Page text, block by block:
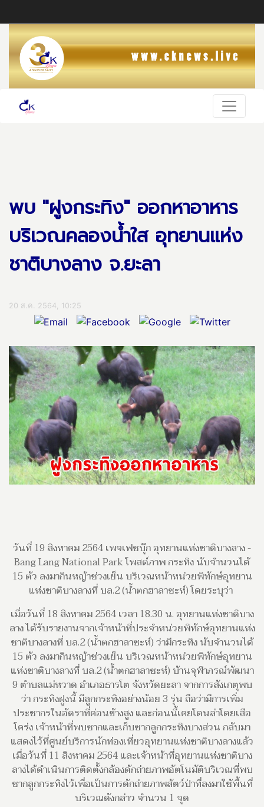
พบ "ฝูงกระทิง" ออกหาอาหาร
บริเวณคลองน้ำใส อุทยานแห่ง
ชาติบางลาง จ.ยะลา
20 ส.ค. 2564, 10:25
วันที่ 19 สิงหาคม 2564 เพจเฟซบุ๊ก อุทยานแห่งชาติบางลาง -
Bang Lang National Park โพสต์ภาพ กระทิง นับจำนวนได้
15 ตัว ลงมากินหญ้าช่วงเย็น บริเวณหน้าหน่วยพิทักษ์อุทยาน
แห่งชาติบางลางที่ บล.2 (น้ำตกฮาลาซะห์) โดยระบุว่า
เมื่อวันที่ 18 สิงหาคม 2564 เวลา 18.30 น. อุทยานแห่งชาติบาง
ลาง ได้รับรายงานจากเจ้าหน้าที่ประจำหน่วยพิทักษ์อุทยานแห่ง
ชาติบางลางที่ บล.2 (น้ำตกฮาลาซะห์) ว่ามีกระทิง นับจำนวนได้
15 ตัว ลงมากินหญ้าช่วงเย็น บริเวณหน้าหน่วยพิทักษ์อุทยาน
แห่งชาติบางลางที่ บล.2 (น้ำตกฮาลาซะห์) บ้านจุฬาภรณ์พัฒนา
9 ตำบลแม่หวาด อำเภอธารโต จังหวัดยะลา จากการสังเกตุพบ
ว่า กระทิงฝูงนี้ มีลูกกระทิงอย่างน้อย 3 รุ่น ถือว่ามีการเพิ่ม
ประชากรในอัตราที่ค่อนข้างสูง และก่อนนี้เคยโดนล่าโดยเสือ
โคร่ง เจ้าหน้าที่พบซากและเก็บซากลูกกระทิงบางส่วน กลับมา
แสดงไว้ที่ศูนย์บริการนักท่องเที่ยวอุทยานแห่งชาติบางลางแล้ว
เมื่อวันที่ 11 สิงหาคม 2564 และเจ้าหน้าที่อุทยานแห่งชาติบาง
ลางได้ดำเนินการติดตั้งกล้องดักถ่ายภาพอัตโนมัติบริเวณที่พบ
ซากลูกกระทิงไว้เพื่อเป็นการดักถ่ายภาพสัตว์ป่าที่ลงมาใช้พื้นที่
บริเวณดังกล่าว จำนวน 1 จุด